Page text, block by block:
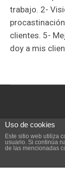
trabajo. 2-
clientes. 5-
doy a mis
Uso de cookies
Este sitio web utiliza
usuario. Si continúa
de las mencionadas